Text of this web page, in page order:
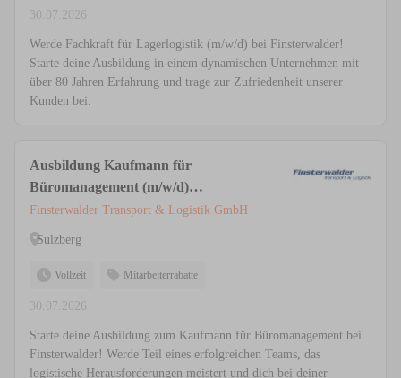
30.07.2026
Werde Fachkraft für Lagerlogistik (m/w/d) bei Finsterwalder!
Starte deine Ausbildung in einem dynamischen Unternehmen mit
über 80 Jahren Erfahrung und trage zur Zufriedenheit unserer
Kunden bei.
Ausbildung Kaufmann für
Büromanagement (m/w/d)
Administration
Finsterwalder Transport & Logistik GmbH
Sulzberg
Vollzeit Mitarbeiterrabatte
30.07.2026
Starte deine Ausbildung zum Kaufmann für Büromanagement bei
Finsterwalder! Werde Teil eines erfolgreichen Teams, das
logistische Herausforderungen meistert und dich bei deiner